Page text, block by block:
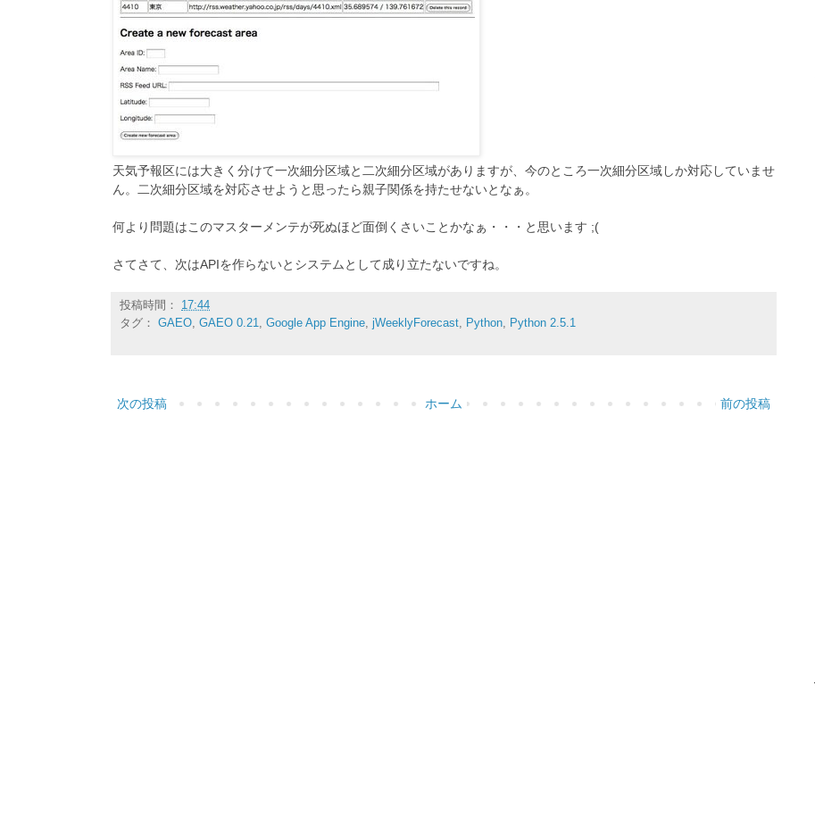
天気予報区には大きく分けて一次細分区域と二次細分区域がありますが、今のところ一次細分区域しか対応していませ
ん。二次細分区域を対応させようと思ったら親子関係を持たせないとなぁ。
何より問題はこのマスターメンテが死ぬほど面倒くさいことかなぁ・・・と思います ;(
さてさて、次はAPIを作らないとシステムとして成り立たないですね。
投稿時間： 17:44
タグ： GAEO, GAEO 0.21, Google App Engine, jWeeklyForecast, Python, Python 2.5.1
次の投稿 前の投稿
ホーム